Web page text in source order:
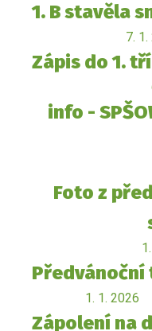
1. B stavěla
7.
Zápis do 1.
info -
Foto z
Předvánoční
1. 1. 2026
Zápolení na